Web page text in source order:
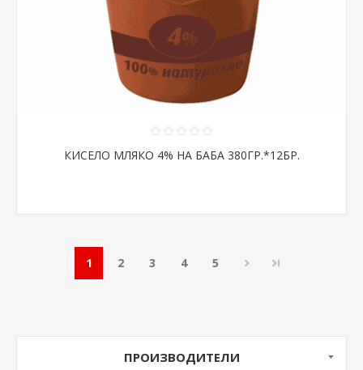
КИСЕЛО МЛЯКО 4% НА БАБА 380ГР.*12БР.
1 2 3 4 5
ПРОИЗВОДИТЕЛИ